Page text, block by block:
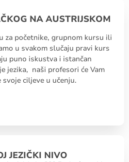
NA AUSTRIJSKOM
za početnike, grupnom kursu ili
u svakom slučaju pravi kurs
puno iskustva i istančan
jezika, naši profesori će Vam
ciljeve u učenju.
JEZIČKI NIVO